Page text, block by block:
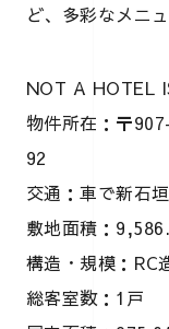
ど、多彩なメニ
NOT A HOTEL
物件所在：〒
92
交通：車で新石
敷地面積：
構造・規模：RC
総客室数：1戸